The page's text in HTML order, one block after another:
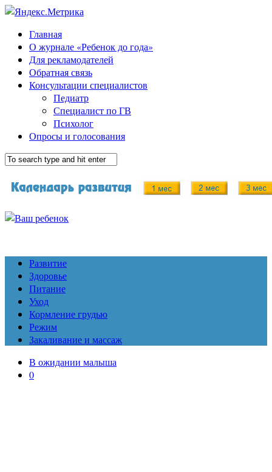
Главная
О журнале «Ребенок до года»
Для рекламодателей
Обратная связь
Консультации специалистов
Педиатр
Специалист по ГВ
Психолог
Опросы и голосования
Развитие
Здоровье
Питание
Уход
Кормление грудью
Режим
Закаливание и массаж
В ожидании малыша
0